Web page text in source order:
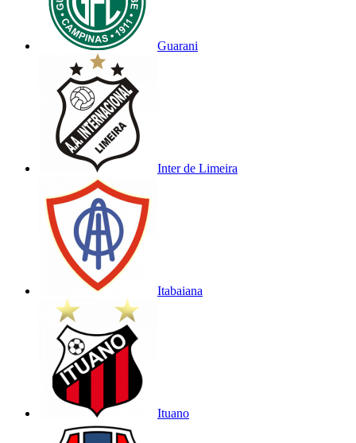
Guarani
Inter de Limeira
Itabaiana
Ituano